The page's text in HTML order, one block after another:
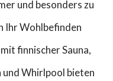
und besonders zu
Ihr Wohlbefinden
finnischer Sauna,
und Whirlpool bieten